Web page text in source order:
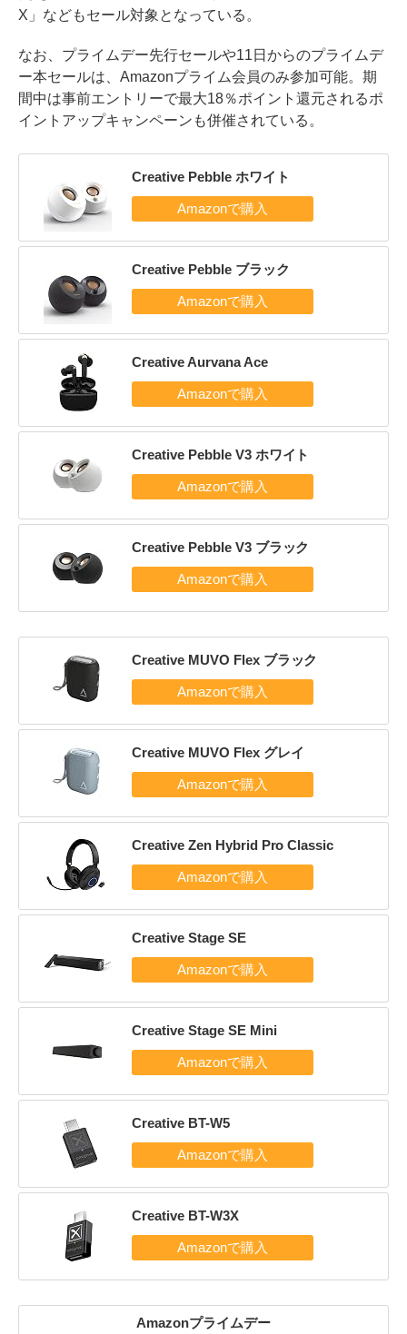
X」などもセール対象となっている。
なお、プライムデー先行セールや11日からのプライムデ
ー本セールは、Amazonプライム会員のみ参加可能。期
間中は事前エントリーで最大18％ポイント還元されるポ
イントアップキャンペーンも併催されている。
Creative Pebble ホワイト
Creative Pebble ブラック
Creative Aurvana Ace
Creative Pebble V3 ホワイト
Creative Pebble V3 ブラック
Creative MUVO Flex ブラック
Creative MUVO Flex グレイ
Creative Zen Hybrid Pro Classic
Creative Stage SE
Creative Stage SE Mini
Creative BT-W5
Creative BT-W3X
Amazonプライムデー